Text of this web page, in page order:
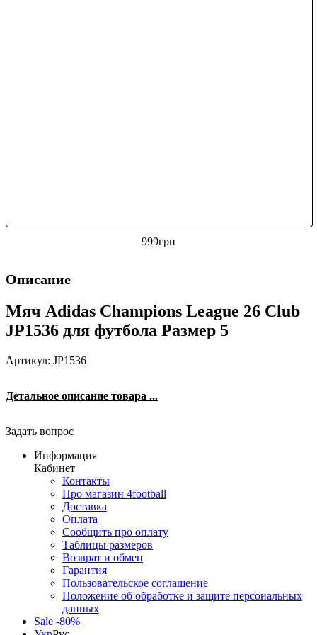
999грн
Описание
Мяч Adidas Champions League 26 Club
JP1536 для футбола Размер 5
Артикул: JP1536
Детальное описание товара ...
Задать вопрос
Информация
Кабинет
Контакты
Про магазин 4football
Доставка
Оплата
Сообщить про оплату
Таблицы размеров
Возврат и обмен
Гарантия
Пользовательское соглашение
Положение об обработке и защите персональных
данных
Sale -80%